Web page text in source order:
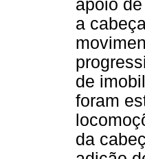
apoio
a
de
foram
da